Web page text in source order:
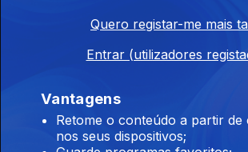
Quero registar-me mais
Entrar (utilizadores
Vantagens
Retome o conteúdo a partir de
nos seus dispositivos;